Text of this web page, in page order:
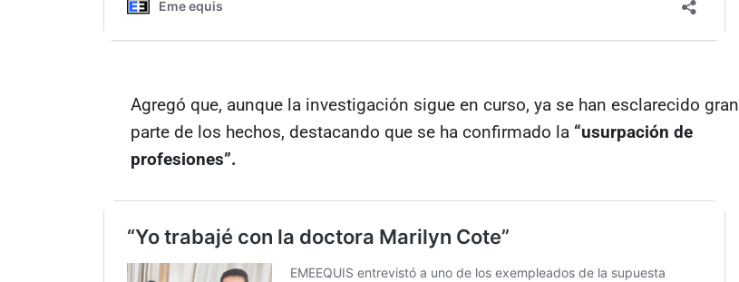
Agregó que, aunque la investigación sigue en curso, ya se han esclarecido gran
parte de los hechos, destacando que se ha confirmado la “usurpación de
profesiones”.